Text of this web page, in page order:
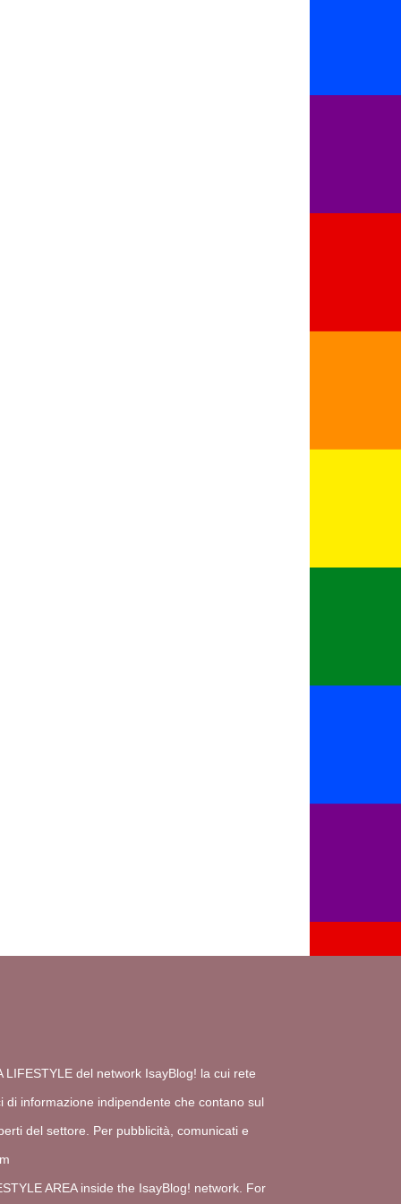
LIFESTYLE del network IsayBlog! la cui rete
di informazione indipendente che contano sul
del settore. Per pubblicità, comunicati e
AREA inside the IsayBlog! network. For